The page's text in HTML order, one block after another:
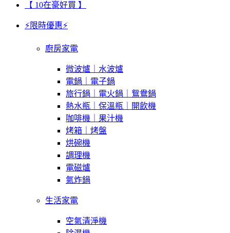
【 10在豪好買 】
⚡限時優惠⚡
廚房家電
微波爐｜水波爐
電鍋｜電子鍋
旅行鍋｜電火鍋｜鴛鴦鍋
熱水瓶｜保溫瓶｜開飲機
咖啡機｜果汁機
烤箱｜烤盤
烘碗機
調理機
電磁爐
氣炸鍋
生活家電
空氣清淨機